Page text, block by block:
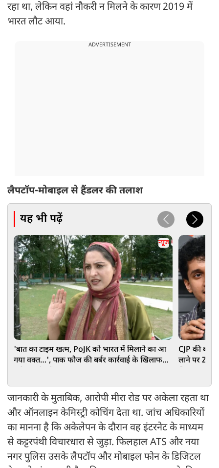
रहा था, लेकिन वहां नौकरी न मिलने के कारण 2019 में
भारत लौट आया.
ADVERTISEMENT
लैपटॉप-मोबाइल से हैंडलर की तलाश
यह भी पढ़ें
न्यूज
'बात का टाइम खत्म, PoJK को भारत में मिलाने का आ
गया वक्त…', पाक फौज की बर्बर कार्रवाई के खिलाफ
CJP की बढ़ीं
लाने पर
जानकारी के मुताबिक, आरोपी मीरा रोड पर अकेला रहता था
और ऑनलाइन केमिस्ट्री कोचिंग देता था. जांच अधिकारियों
का मानना है कि अकेलेपन के दौरान वह इंटरनेट के माध्यम
से कट्टरपंथी विचारधारा से जुड़ा. फिलहाल ATS और नया
नगर पुलिस उसके लैपटॉप और मोबाइल फोन के डिजिटल